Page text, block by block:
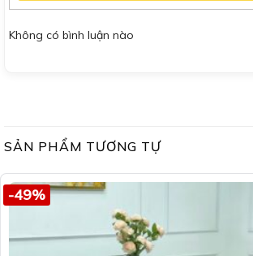
Không có bình luận nào
SẢN PHẨM TƯƠNG TỰ
-49%